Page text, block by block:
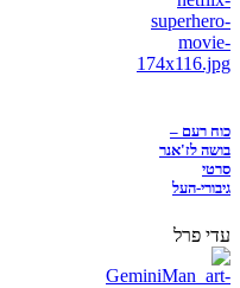
כוח רעם –
בושה לז'אנר
סרטי
גיבורי-העל
עדי פרל